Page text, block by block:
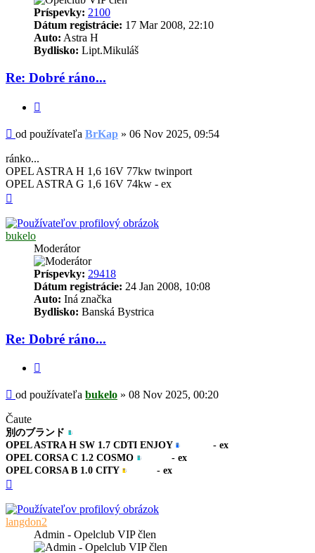
Príspevky: 2100
Dátum registrácie: 17 Mar 2008, 22:10
Auto: Astra H
Bydlisko: Lipt.Mikuláš
Re: Dobré ráno...
Príspevok
od používateľa BrKap » 06 Nov 2025, 09:54
ránko...
OPEL ASTRA H 1,6 16V 77kw twinport
OPEL ASTRA G 1,6 16V 74kw - ex
bukelo
Moderátor
Príspevky: 29418
Dátum registrácie: 24 Jan 2008, 10:08
Auto: Iná značka
Bydlisko: Banská Bystrica
Re: Dobré ráno...
Príspevok
od používateľa bukelo » 08 Nov 2025, 00:20
Čaute
別のブランド
OPEL ASTRA H SW 1.7 CDTI ENJOY
- ex
OPEL CORSA C 1.2 COSMO
- ex
OPEL CORSA B 1.0 CITY
- ex
langdon2
Admin - Opelclub VIP člen